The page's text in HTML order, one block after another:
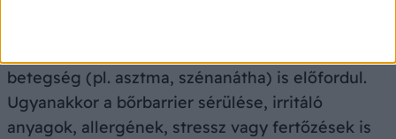
betegség (pl. asztma, szénanátha) is előfordul.
Ugyanakkor a bőrbarrier sérülése, irritáló
anyagok, allergének, stressz vagy fertőzések is